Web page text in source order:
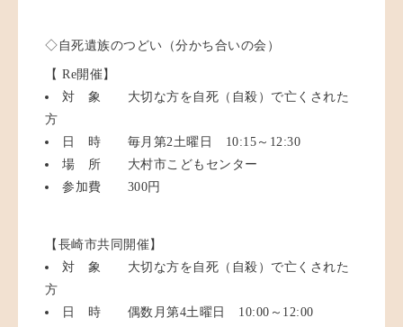
◇自死遺族のつどい（分かち合いの会）
【 Re開催】
対 象 大切な方を自死（自殺）で亡くされた
方
日 時 毎月第2土曜日 10:15～12:30
場 所 大村市こどもセンター
参加費 300円
【長崎市共同開催】
対 象 大切な方を自死（自殺）で亡くされた
方
日 時 偶数月第4土曜日 10:00～12:00